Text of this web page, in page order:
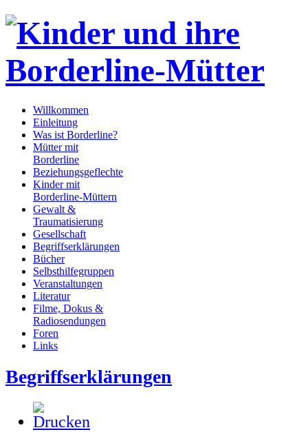
Willkommen
Einleitung
Was ist Borderline?
Mütter mit
Borderline
Beziehungsgeflechte
Kinder mit
Borderline-Müttern
Gewalt &
Traumatisierung
Gesellschaft
Begriffserklärungen
Bücher
Selbsthilfegruppen
Veranstaltungen
Literatur
Filme, Dokus &
Radiosendungen
Foren
Links
Begriffserklärungen